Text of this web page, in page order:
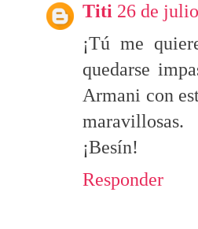
Titi 26 de
¡Tú me
quedarse
Armani con
maravillosas.
¡Besín!
Responder